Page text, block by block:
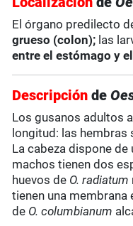
El órgano predilecto
grueso (colon); las
entre el estómago y
Descripción de
Los gusanos adultos
longitud: las hembras
La cabeza dispone de
machos tienen dos
huevos de O. radiatum
tienen una
de O. columbianum